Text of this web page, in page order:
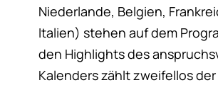
Niederlande, Belgien,
Italien) stehen auf dem
den Highlights des
Kalenders zählt zweifellos